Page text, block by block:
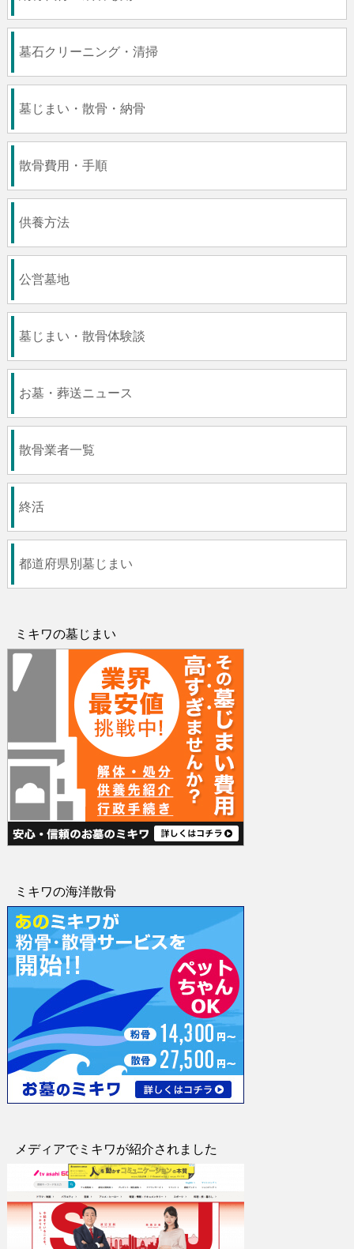
墓石クリーニング・清掃
墓じまい・散骨・納骨
散骨費用・手順
供養方法
公営墓地
墓じまい・散骨体験談
お墓・葬送ニュース
散骨業者一覧
終活
都道府県別墓じまい
ミキワの墓じまい
ミキワの海洋散骨
メディアでミキワが紹介されました